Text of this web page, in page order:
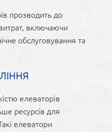
прозводить до
включаючи
обслуговування та
елеваторів
ресурсів для
елеватори